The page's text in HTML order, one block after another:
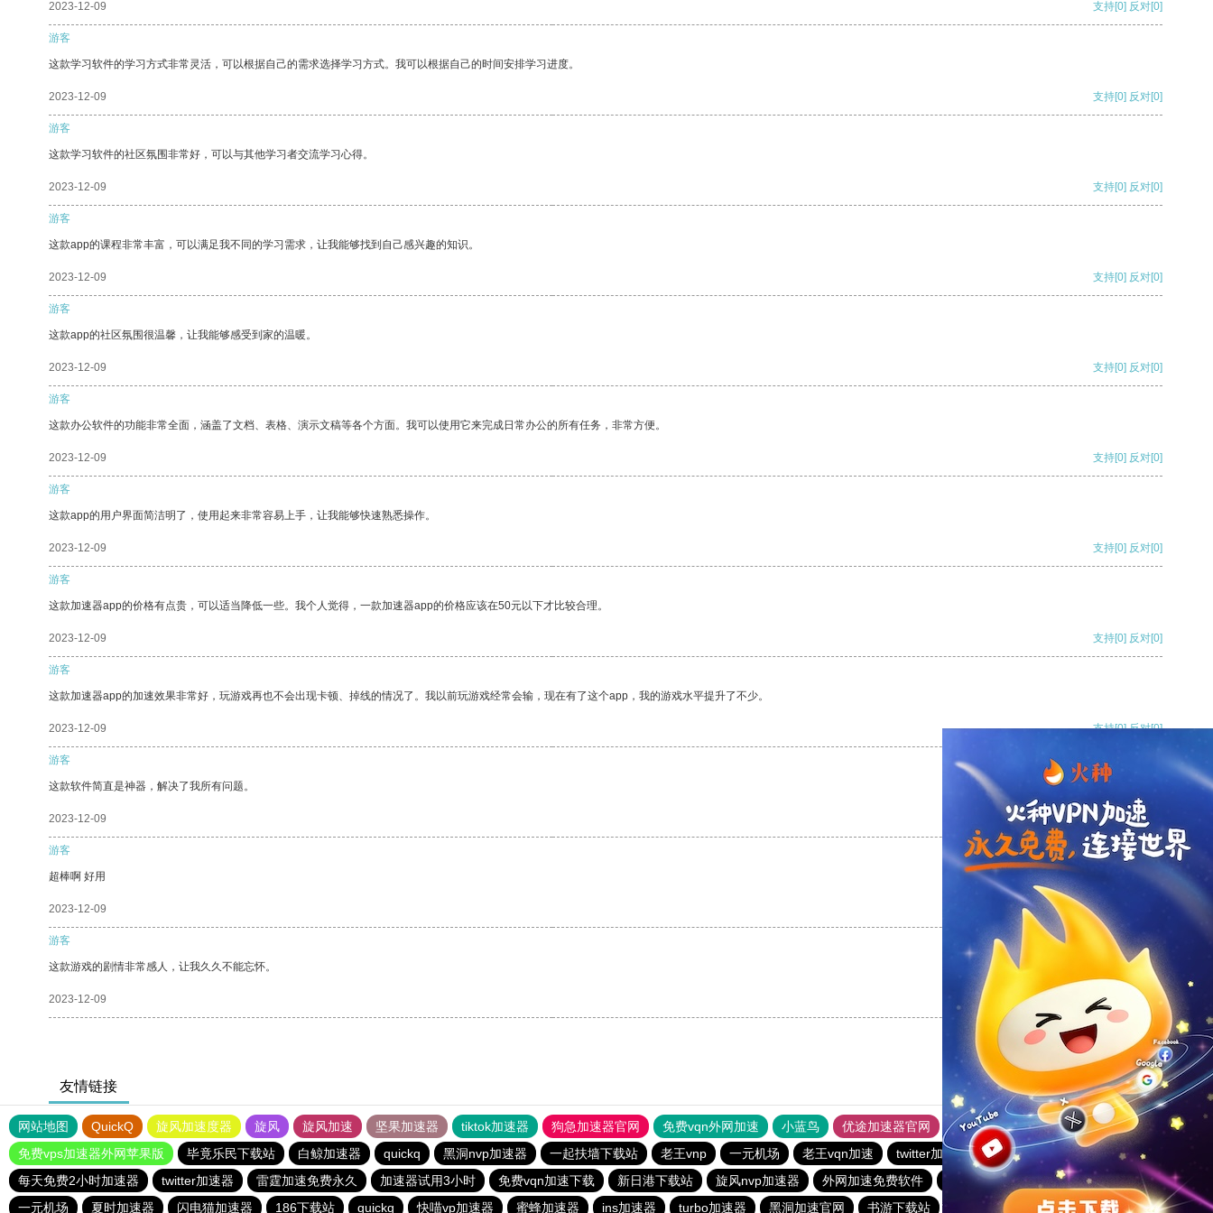
2023-12-09 支持[0] 反对[0]
游客
这款学习软件的学习方式非常灵活，可以根据自己的需求选择学习方式。我可以根据自己的时间安排学习进度。
2023-12-09 支持[0] 反对[0]
游客
这款学习软件的社区氛围非常好，可以与其他学习者交流学习心得。
2023-12-09 支持[0] 反对[0]
游客
这款app的课程非常丰富，可以满足我不同的学习需求，让我能够找到自己感兴趣的知识。
2023-12-09 支持[0] 反对[0]
游客
这款app的社区氛围很温馨，让我能够感受到家的温暖。
2023-12-09 支持[0] 反对[0]
游客
这款办公软件的功能非常全面，涵盖了文档、表格、演示文稿等各个方面。我可以使用它来完成日常办公的所有任务，非常方便。
2023-12-09 支持[0] 反对[0]
游客
这款app的用户界面简洁明了，使用起来非常容易上手，让我能够快速熟悉操作。
2023-12-09 支持[0] 反对[0]
游客
这款加速器app的价格有点贵，可以适当降低一些。我个人觉得，一款加速器app的价格应该在50元以下才比较合理。
2023-12-09 支持[0] 反对[0]
游客
这款加速器app的加速效果非常好，玩游戏再也不会出现卡顿、掉线的情况了。我以前玩游戏经常会输，现在有了这个app，我的游戏水平提升了不少。
2023-12-09 支持[0] 反对[0]
游客
这款软件简直是神器，解决了我所有问题。
2023-12-09 支持[0] 反对
游客
超棒啊 好用
2023-12-09 支持
游客
这款游戏的剧情非常感人，让我久久不能忘怀。
2023-12-09 支持 反对 [0]
友情链接
网站地图 QuickQ 旋风加速度器 旋风 旋风加速 坚果加速器 tiktok加速器 狗急加速器官网 免费vqn外网加速 小蓝鸟 优途加速器官网 风驰加速器 旋风加速器
八戒看书
免费vps加速器外网苹果版
毕竟乐民下载站 白鲸加速器 quickq 黑洞nvp加速器 一起扶墙下载站 老王vnp 一元机场 老王vqn加速 twitter加速器 快橙加速器
极光加速器
每天免费2小时加速器
twitter加速器 雷霆加速免费永久 加速器试用3小时 免费vqn加速下载 新日港下载站 旋风nvp加速器 外网加速免费软件 闪电猫加速器
黑洞加速官网
一元机场
夏时加速器 闪电猫加速器 186下载站 quickq 快喵vp加速器 蜜蜂加速器 ins加速器 turbo加速器 黑洞加速官网 书游下载站 ios加速器 黑洞加速官网